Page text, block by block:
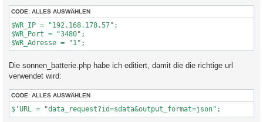
CODE: ALLES AUSWÄHLEN
$WR_IP = "192.168.178.57";
$WR_Port = "3480";
$WR_Adresse = "1";
Die sonnen_batterie.php habe ich editiert, damit die die richtige url
verwendet wird:
CODE: ALLES AUSWÄHLEN
$'URL = "data_request?id=sdata&output_format=json";